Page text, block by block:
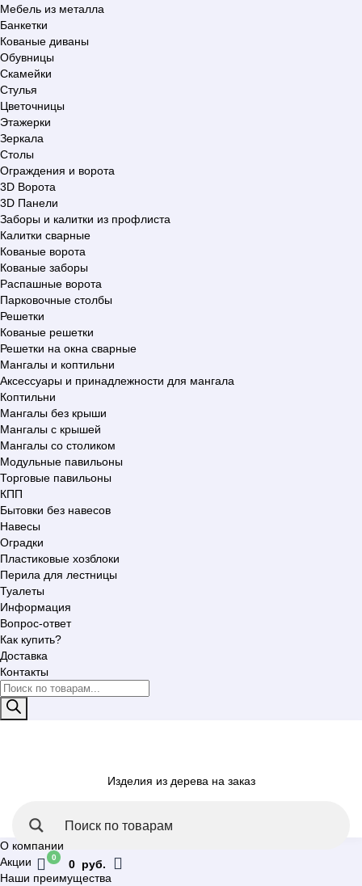
Мебель из металла
Банкетки
Кованые диваны
Обувницы
Скамейки
Стулья
Цветочницы
Этажерки
Зеркала
Столы
Ограждения и ворота
3D Ворота
3D Панели
Заборы и калитки из профлиста
Калитки сварные
Кованые ворота
Кованые заборы
Распашные ворота
Парковочные столбы
Решетки
Кованые решетки
Решетки на окна сварные
Мангалы и коптильни
Аксессуары и принадлежности для мангала
Коптильни
Мангалы без крыши
Мангалы с крышей
Мангалы со столиком
Модульные павильоны
Торговые павильоны
КПП
Бытовки без навесов
Навесы
Оградки
Пластиковые хозблоки
Перила для лестницы
Туалеты
Информация
Вопрос-ответ
Как купить?
Доставка
Контакты
Поиск
товаров
Изделия из дерева на заказ
0
0 руб.
О компании
Акции
Наши преимущества